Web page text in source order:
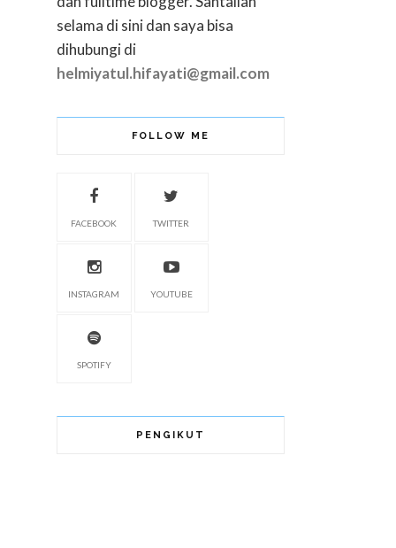
selama di sini dan saya bisa
dihubungi di
helmiyatul.hifayati@gmail.com
FOLLOW ME
FACEBOOK TWITTER
INSTAGRAM YOUTUBE
SPOTIFY
PENGIKUT